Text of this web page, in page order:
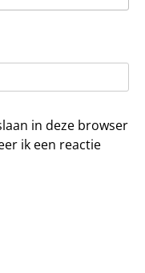
in deze browser
ik een reactie